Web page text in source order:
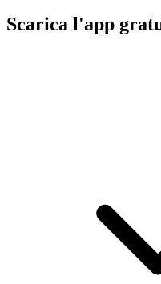
Scarica l'app